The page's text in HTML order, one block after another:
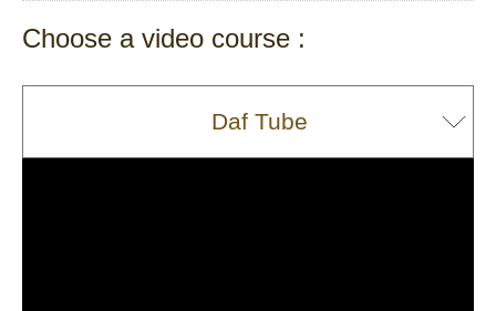
Choose a video course :